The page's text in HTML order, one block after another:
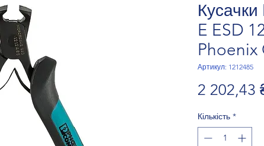
E ESD
Phoenix
Артикул: 1212485
2 202,43
Кількість *